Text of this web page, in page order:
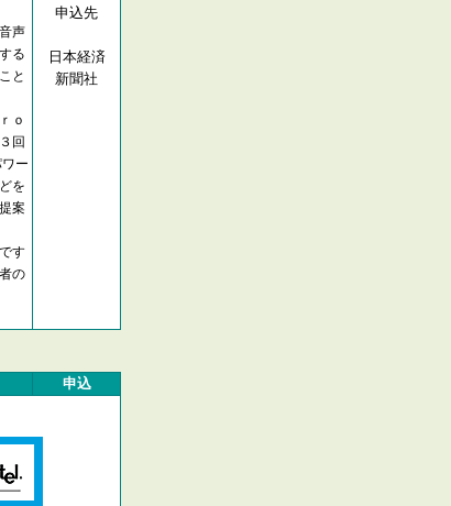
声
る
と
ｏ
回
ー
を
案
す
の
申込先
日本経済
新聞社
申込